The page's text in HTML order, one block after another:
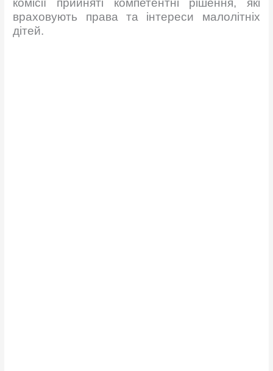
комісії прийняті компетентні рішення, які
враховують права та інтереси малолітніх
дітей.